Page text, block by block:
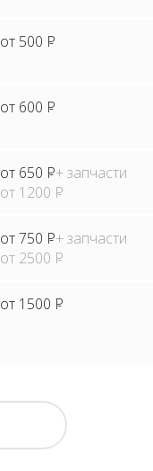
от 500 Р
от 600 Р
от 650 Р+ запчасти
от 1200 Р
от 750 Р+ запчасти
от 2500 Р
от 1500 Р